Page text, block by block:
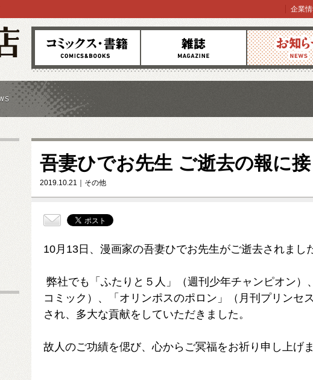
コミックス 雑誌 お知らせ
企業
吾妻ひでお先生 ご逝去の報に
2019.10.21 その他
10月 13日、漫画家の吾妻ひでお先生がご逝去されまし
弊社でも「ふたりと５人」（週刊少年チャンピオン）
コミック）、「オリンポスのポロン」（月刊プリンセ
され、 多大な貢献をしていただきました。
故人のご功績を偲び、心からご冥福をお祈り申し上げま